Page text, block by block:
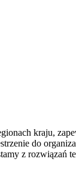
kraju,
do
z rozwiązań